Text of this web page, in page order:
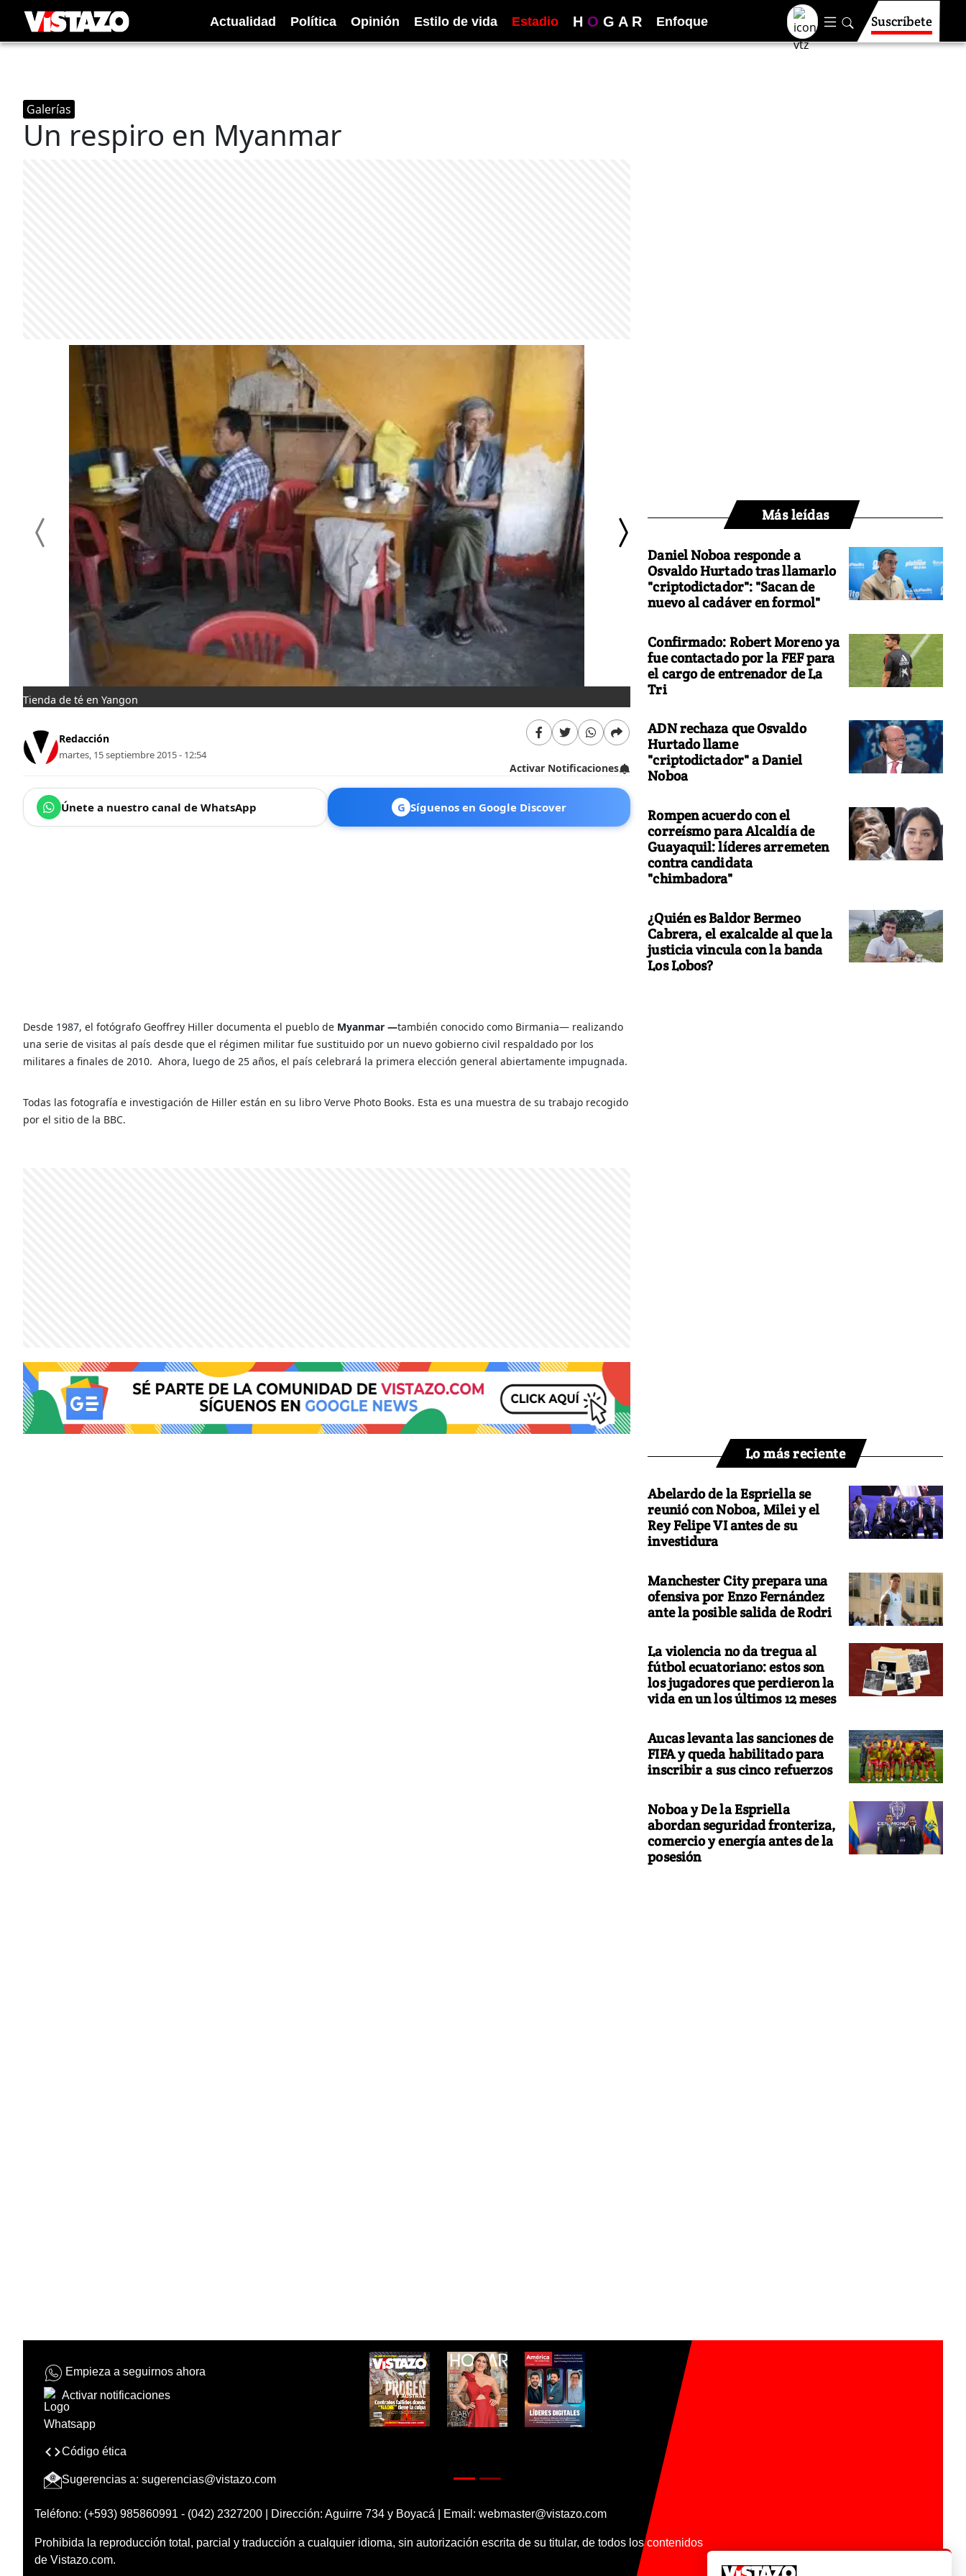
Actualidad Política Opinión Estilo de vida Estadio H O G A R Enfoque Suscríbete
Galerías
Un respiro en Myanmar
Tienda de té en Yangon
Redacción
martes, 15 septiembre 2015 - 12:54
Activar Notificaciones
Únete a nuestro canal de WhatsApp G Síguenos en Google Discover
Desde 1987, el fotógrafo Geoffrey Hiller documenta el pueblo de Myanmar —también conocido como Birmania— realizando
una serie de visitas al país desde que el régimen militar fue sustituido por un nuevo gobierno civil respaldado por los
militares a finales de 2010. Ahora, luego de 25 años, el país celebrará la primera elección general abiertamente impugnada.
Todas las fotografía e investigación de Hiller están en su libro Verve Photo Books. Esta es una muestra de su trabajo recogido
por el sitio de la BBC.
Más leídas
Daniel Noboa responde a
Osvaldo Hurtado tras llamarlo
"criptodictador": "Sacan de
nuevo al cadáver en formol"
Confirmado: Robert Moreno ya
fue contactado por la FEF para
el cargo de entrenador de La
Tri
ADN rechaza que Osvaldo
Hurtado llame
"criptodictador" a Daniel
Noboa
Rompen acuerdo con el
correísmo para Alcaldía de
Guayaquil: líderes arremeten
contra candidata
"chimbadora"
¿Quién es Baldor Bermeo
Cabrera, el exalcalde al que la
justicia vincula con la banda
Los Lobos?
Lo más reciente
Abelardo de la Espriella se
reunió con Noboa, Milei y el
Rey Felipe VI antes de su
investidura
Manchester City prepara una
ofensiva por Enzo Fernández
ante la posible salida de Rodri
La violencia no da tregua al
fútbol ecuatoriano: estos son
los jugadores que perdieron la
vida en un los últimos 12 meses
Aucas levanta las sanciones de
FIFA y queda habilitado para
inscribir a sus cinco refuerzos
Noboa y De la Espriella
abordan seguridad fronteriza,
comercio y energía antes de la
posesión
Empieza a seguirnos ahora
Activar notificaciones
Código ética
Sugerencias a: sugerencias@vistazo.com
Teléfono: (+593) 985860991 - (042) 2327200 | Dirección: Aguirre 734 y Boyacá | Email: webmaster@vistazo.com
Prohibida la reproducción total, parcial y traducción a cualquier idioma, sin autorización escrita de su titular, de todos los contenidos
de Vistazo.com.